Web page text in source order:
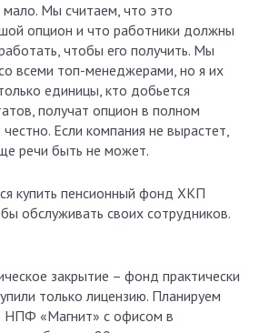
Мы считаем, что это
опцион и что работники должны
чтобы его получить. Мы
всеми топ-менеджерами, но я их
единицы, кто добьется
получат опцион в полном
Если компания не вырастет,
речи быть не может.
купить пенсионный фонд ХКП
обслуживать своих сотрудников.
закрытие – фонд практически
только лицензию. Планируем
НПФ «Магнит» с офисом в